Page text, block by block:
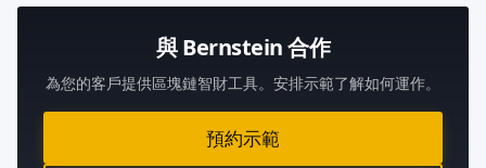
與 Bernstein 合作
為您的客戶提供區塊鏈智財工具。安排示範了解如何運作。
預約示範